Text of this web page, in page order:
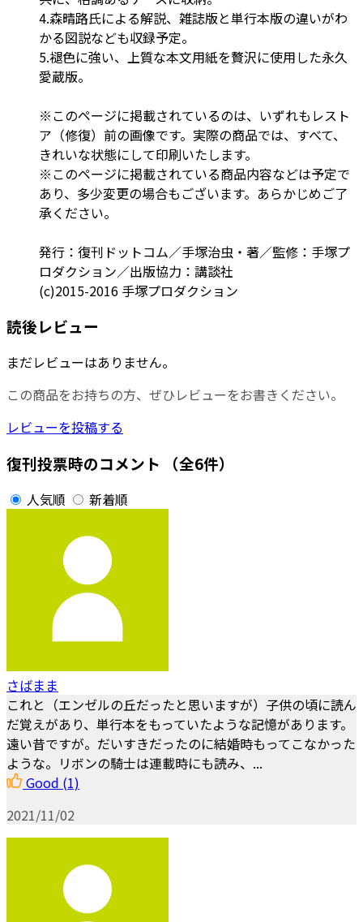
4.森晴路氏による解説、雑誌版と単行本版の違いがわ
かる図説なども収録予定。
5.褪色に強い、上質な本文用紙を贅沢に使用した永久
愛蔵版。
※このページに掲載されているのは、いずれもレスト
ア（修復）前の画像です。実際の商品では、すべて、
きれいな状態にして印刷いたします。
※このページに掲載されている商品内容などは予定で
あり、多少変更の場合もございます。あらかじめご了
承ください。
発行：復刊ドットコム／手塚治虫・著／監修：手塚プ
ロダクション／出版協力：講談社
(c)2015-2016 手塚プロダクション
読後レビュー
まだレビューはありません。
この商品をお持ちの方、ぜひレビューをお書きください。
レビューを投稿する
復刊投票時のコメント （全6件）
人気順 新着順
さばまま
これと（エンゼルの丘だったと思いますが）子供の頃に読ん
だ覚えがあり、単行本をもっていたような記憶があります。
遠い昔ですが。だいすきだったのに結婚時もってこなかった
ような。リボンの騎士は連載時にも読み、...
Good (1)
2021/11/02